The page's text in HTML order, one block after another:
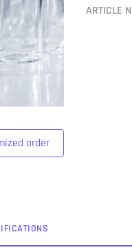
order
ARTICLE
IFICATIONS